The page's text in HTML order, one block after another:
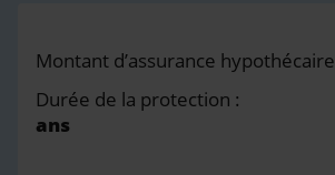
Montant d’assurance hypothécaire
Durée de la protection :
ans